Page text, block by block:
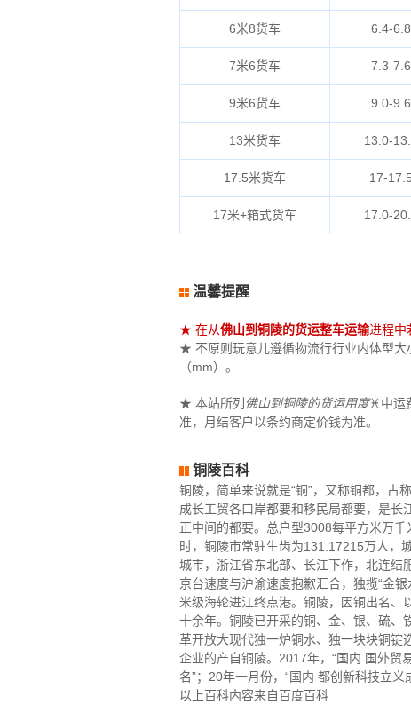
6米8货车 6.4-6.8
7米6货车 7.3-7.6
9米6货车 9.0-9.6
13米货车 13.0-
17.5米货车 17-17.5
17米+箱式货车 17.0-
温馨提醒
★ 在从佛山到铜陵的货运整车运输进程中
★ 不原则玩意儿遵循物流行行业内体型大
（mm）。
★ 本站所列 佛山到铜陵的货运用度♓中运
准，月结客户以条约商定价钱为准。
铜陵百科
铜陵，简单来说就是“铜”，又称铜都，古
成长工贸各口岸都要和移民局都要，是长
正中间的都要。总户型3008每平方米万
时，铜陵市常驻生齿为131.17215万人，
城市，浙江省东北部、长江下作，北连结
京台速度与沪渝速度抱歉汇合，独揽“金
米级海轮进江终点港。铜陵，因铜出名、
十余年。铜陵已开采的铜、金、银、硫、
革开放大现代独一炉铜水、独一块块铜
企业的产自铜陵。2017年，“国内 国外贸
名”；20年一月份，“国内 都创新科技立义
以上百科内容来自百度百科